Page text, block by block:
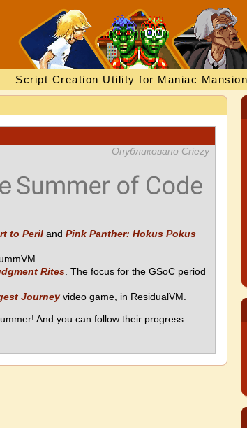
Script Creation Utility for Maniac
Опубликовано Criezy
to Peril and Pink Panther: Hokus Pokus
Rites . The focus for the GSoC period
Journey video game, in ResidualVM.
And you can follow their progress